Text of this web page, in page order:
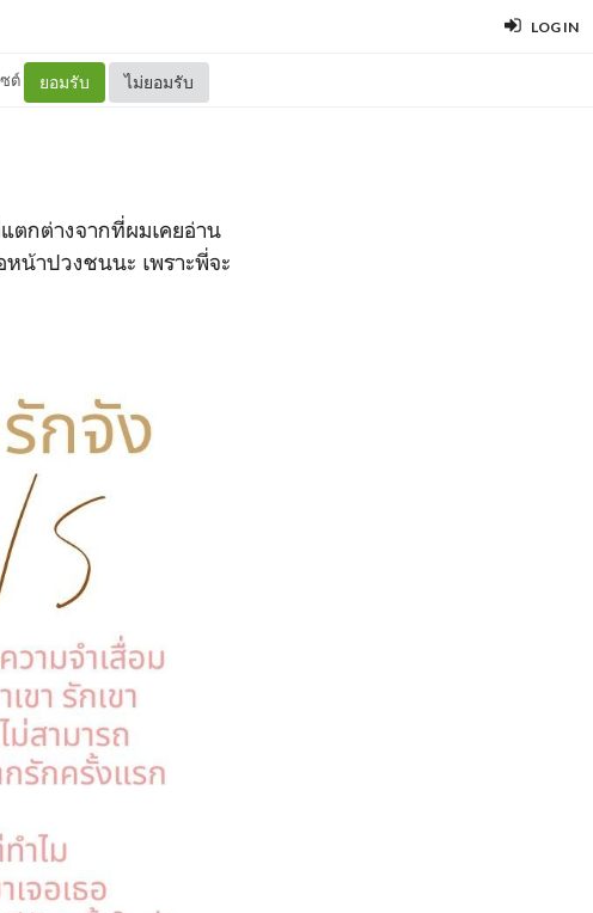
LOG IN
ซต์ ยอมรับ ไม่ยอมรับ
ตกต่างจากที่ผมเคยอ่าน
น้าปวงชนนะ เพราะพี่จะ